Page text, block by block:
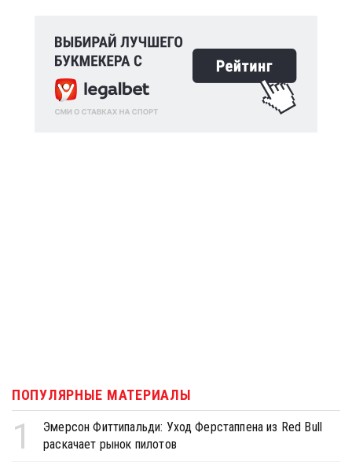
ПОПУЛЯРНЫЕ МАТЕРИАЛЫ
1
Эмерсон Фиттипальди: Уход Ферстаппена из Red Bull
раскачает рынок пилотов